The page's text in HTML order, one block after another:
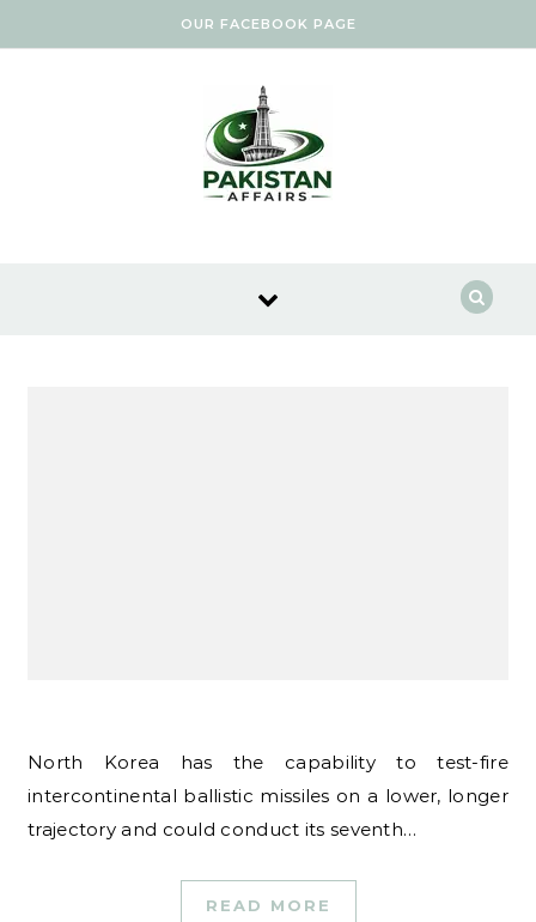
OUR FACEBOOK PAGE
North Korea has the capability to test-fire
intercontinental ballistic missiles on a lower, longer
trajectory and could conduct its seventh…
READ MORE